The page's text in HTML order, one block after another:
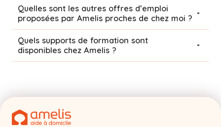
Quelles sont les autres offres d’emploi
proposées par Amelis proches de chez moi ?
Quels supports de formation sont
disponibles chez Amelis ?